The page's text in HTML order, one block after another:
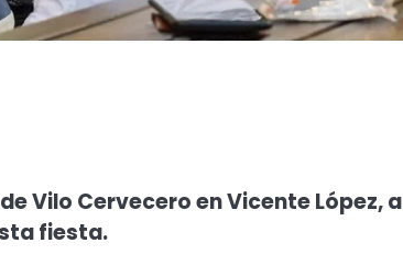
Vilo Cervecero en Vicente López, a
fiesta.